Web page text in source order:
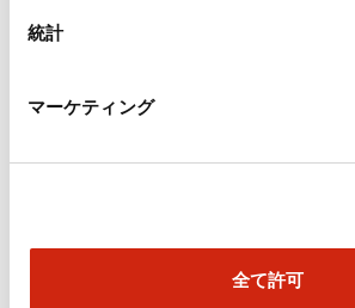
統計
マーケティング
全て許可
ドキュメントとファイル
年6月版）（日本語）
4.92MB